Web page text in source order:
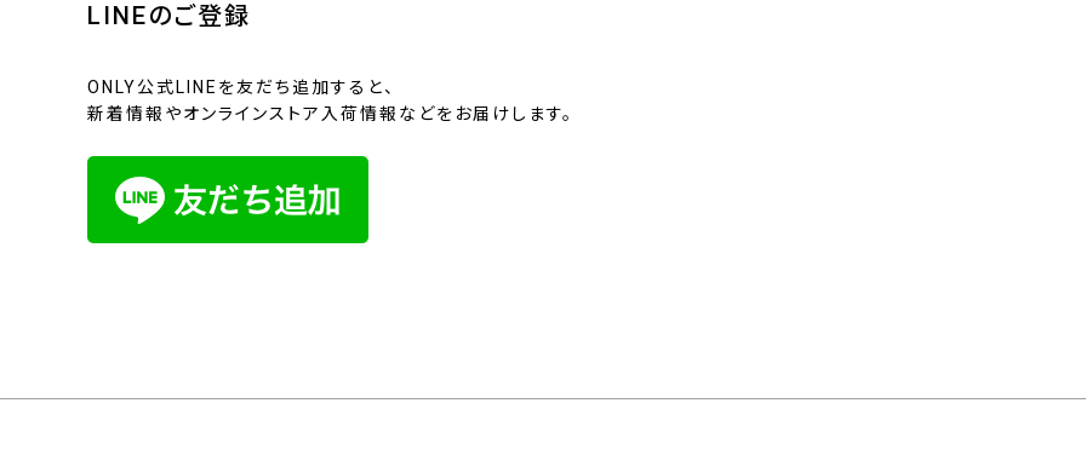
LINEのご登録
ONLY公式LINEを友だち追加すると、
新着情報やオンラインストア入荷情報などをお届けします。